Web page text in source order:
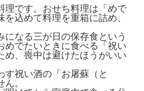
理です。おせち料理は「めで
込めて料理を重箱に詰め、
なる三が日の保存食という
めでたいときに食べる「祝い
め、喪中は避けたほうがいい
祝い酒の「お屠蘇（と
ん。